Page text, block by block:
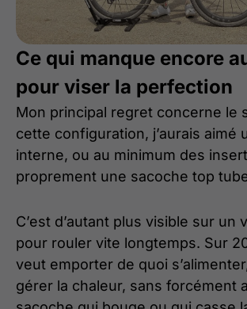
Ce qui manque encore
pour viser la perfection
Mon principal regret concerne le
cette configuration, j’aurais aimé
interne, ou au minimum des
proprement une sacoche top
C’est d’autant plus visible sur un
pour rouler vite longtemps. Sur
veut emporter de quoi
gérer la chaleur, sans forcément